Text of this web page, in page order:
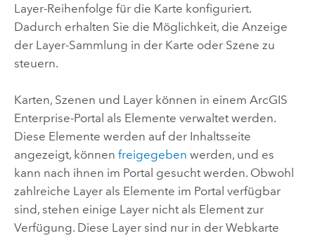
Layer-Reihenfolge für die Karte konfiguriert.
Dadurch erhalten Sie die Möglichkeit, die Anzeige
der Layer-Sammlung in der Karte oder Szene zu
steuern.
Karten, Szenen und Layer können in einem ArcGIS
Enterprise-Portal als Elemente verwaltet werden.
Diese Elemente werden auf der Inhaltsseite
angezeigt, können freigegeben werden, und es
kann nach ihnen im Portal gesucht werden. Obwohl
zahlreiche Layer als Elemente im Portal verfügbar
sind, stehen einige Layer nicht als Element zur
Verfügung. Diese Layer sind nur in der Webkarte